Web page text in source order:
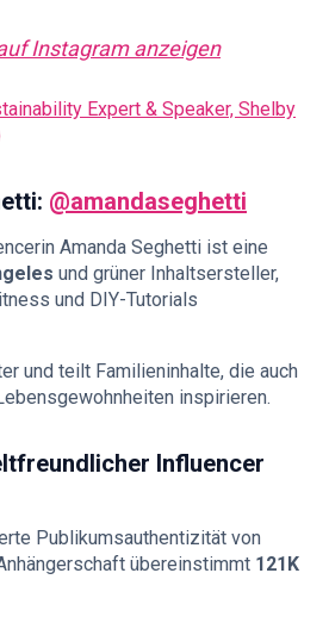
Instagram anzeigen
Expert & Speaker, Shelby
@amandaseghetti
Amanda Seghetti ist eine
und grüner Inhaltsersteller,
und DIY-Tutorials
und teilt Familieninhalte, die auch
inspirieren.
Influencer
Publikumsauthentizität von
übereinstimmt 121K